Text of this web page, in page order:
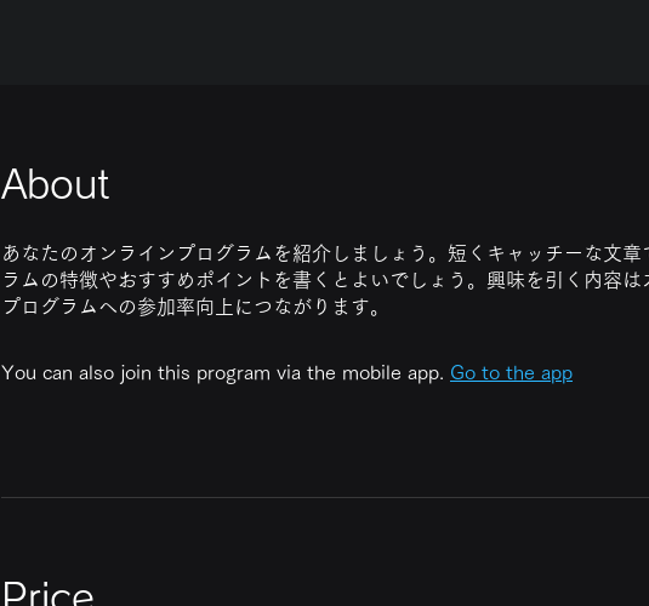
About
あなたのオンラインプログラムを紹介しましょう。短くキャッチーな文章
ラムの特徴やおすすめポイントを書くとよいでしょう。興味を引く内容は
プログラムへの参加率向上につながります。
You can also join this program via the mobile app. Go to the app
Price